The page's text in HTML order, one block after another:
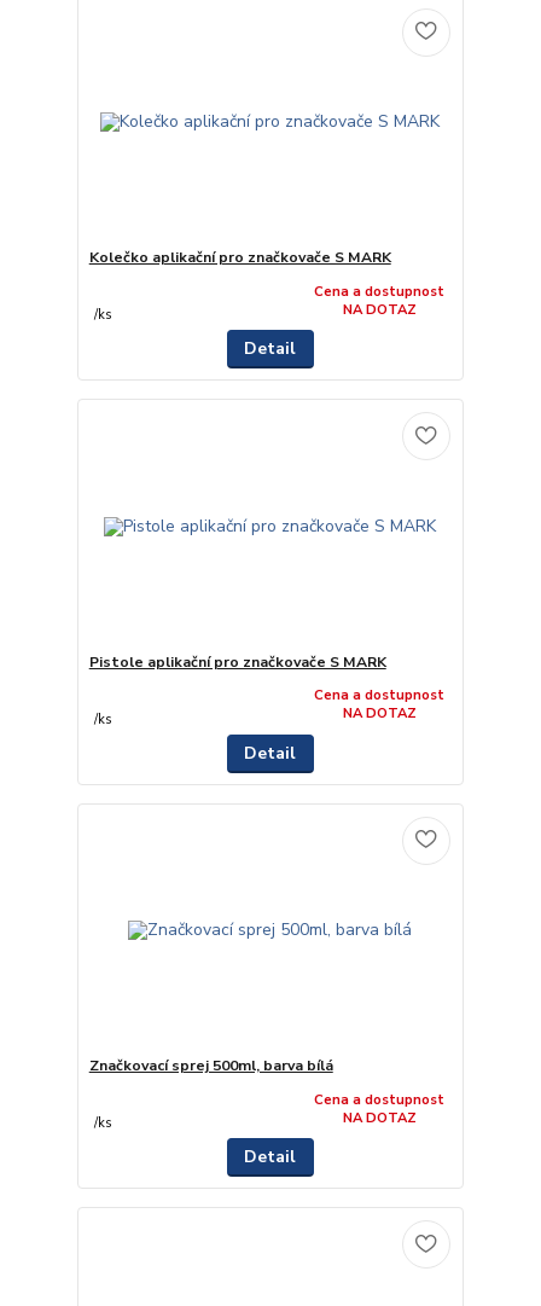
Kolečko aplikační pro značkovače S MARK
/ks
Cena a dostupnost
NA DOTAZ
Detail
Pistole aplikační pro značkovače S MARK
/ks
Cena a dostupnost
NA DOTAZ
Detail
Značkovací sprej 500ml, barva bílá
/ks
Cena a dostupnost
NA DOTAZ
Detail